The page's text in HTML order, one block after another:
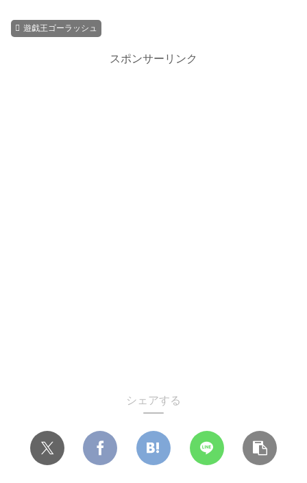
遊戯王ゴーラッシュ
スポンサーリンク
シェアする